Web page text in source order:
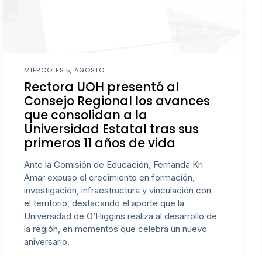
MIÉRCOLES 5, AGOSTO
Rectora UOH presentó al
Consejo Regional los avances
que consolidan a la
Universidad Estatal tras sus
primeros 11 años de vida
Ante la Comisión de Educación, Fernanda Kri
Amar expuso el crecimiento en formación,
investigación, infraestructura y vinculación con
el territorio, destacando el aporte que la
Universidad de O’Higgins realiza al desarrollo de
la región, en momentos que celebra un nuevo
aniversario.